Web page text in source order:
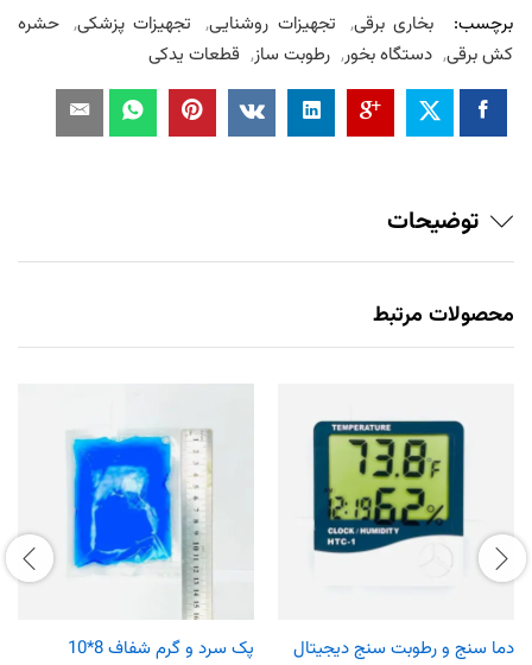
برچسب:
بخاری برقی, تجهیزات روشنایی, تجهیزات پزشکی, حشره
کش برقی, دستگاه بخور, رطوبت ساز, قطعات یدکی
توضیحات
محصولات مرتبط
دما سنج و رطوبت سنج دیجیتال
پک سرد و گرم شفاف 8*10